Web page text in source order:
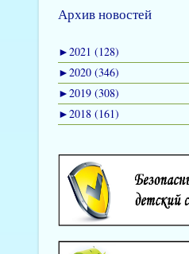
Архив новостей
►2021 (128)
►2020 (346)
►2019 (308)
►2018 (161)